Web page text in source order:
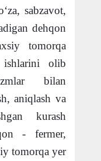
sabzavot,
dehqon
tomorqa
ishlarini olib
bilan
aniqlash va
kurash
- fermer,
tomorqa yer